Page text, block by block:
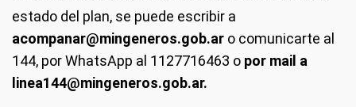
estado del plan, se puede escribir a
acompanar@mingeneros.gob.ar o comunicarte al
144, por WhatsApp al 1127716463 o por mail a
linea144@mingeneros.gob.ar.